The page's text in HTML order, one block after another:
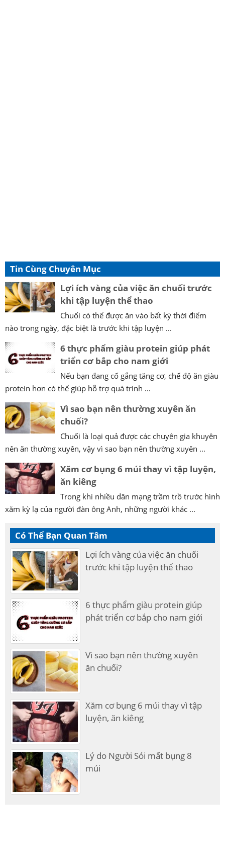
Tin Cùng Chuyên Mục
Lợi ích vàng của việc ăn chuối trước
khi tập luyện thể thao
Chuối có thể được ăn vào bất kỳ thời điểm
nào trong ngày, đặc biệt là trước khi tập luyện ...
6 thực phẩm giàu protein giúp phát
triển cơ bắp cho nam giới
Nếu bạn đang cố gắng tăng cơ, chế độ ăn giàu
protein hơn có thể giúp hỗ trợ quá trình ...
Vì sao bạn nên thường xuyên ăn
chuối?
Chuối là loại quả được các chuyên gia khuyên
nên ăn thường xuyên, vậy vì sao bạn nên thường xuyên ...
Xăm cơ bụng 6 múi thay vì tập luyện,
ăn kiêng
Trong khi nhiều dân mạng trầm trồ trước hình
xăm kỳ lạ của người đàn ông Anh, những người khác ...
Có Thể Bạn Quan Tâm
Lợi ích vàng của việc ăn chuối
trước khi tập luyện thể thao
6 thực phẩm giàu protein giúp
phát triển cơ bắp cho nam giới
Vì sao bạn nên thường xuyên
ăn chuối?
Xăm cơ bụng 6 múi thay vì tập
luyện, ăn kiêng
Lý do Người Sói mất bụng 8
múi